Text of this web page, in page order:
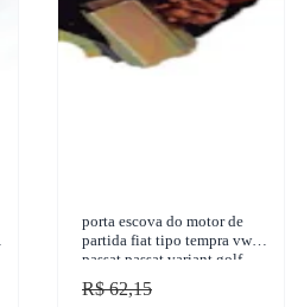
porta escova do motor de
partida fiat tipo tempra vw
passat passat variant golf
1991-1997 sulcarbon - a-
126-12v
R$ 62,15